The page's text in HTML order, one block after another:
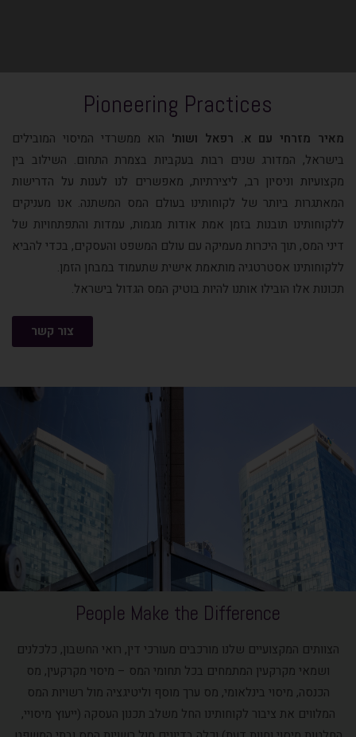
Pioneering Practices
מאיר מזרחי עם א. רפאל ושות' הוא ממשרדי המיסוי המובילים
בישראל, המדורג שנים רבות בעקביות בצמרת התחום. השילוב בין
מקצועיות וניסיון רב, ליצירתיות, מאפשרים לנו לענות על הדרישות
המאתגרות ביותר של לקוחותינו בעולם המס המשתנה. אנו מעניקים
ללקוחותינו תובנות בזמן אמת אודות מגמות, עמדות והתפתחויות של
דיני המס, תוך היכרות מעמיקה עם עולם המשפט והעסקים, בכדי להביא
ללקוחותינו אסטרטגיה מותאמת אישית שתעמוד במבחן הזמן.
תכונות אלו הובילו אותנו להיות בוטיק המס הגדול בישראל.
צור קשר
People Make the Difference
הצוותים המקצועיים שלנו מורכבים מעורכי דין, רואי החשבון, כלכלנים
ושמאי מקרקעין המתמחים בכל תחומי המס – מיסוי מקרקעין, מס
הכנסה, מיסוי בינלאומי, מס ערך מוסף וליטיגציה מול רשויות המס
המלווים את ציבור לקוחותינו החל משלב תכנון העסקה (ייעוץ מיסויי,